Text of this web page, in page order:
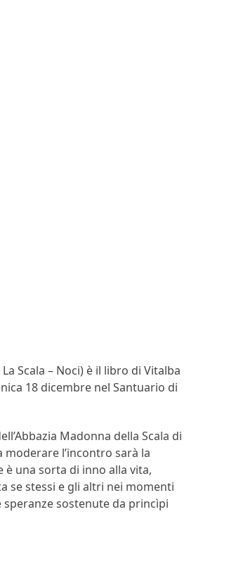
Scala – Noci) è il libro di Vitalba
18 dicembre nel Santuario di
Madonna della Scala di
l’incontro sarà la
una sorta di inno alla vita,
se stessi e gli altri nei momenti
speranze sostenute da princìpi